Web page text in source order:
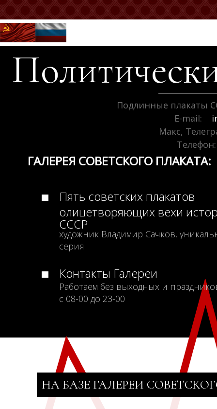
Подлинные плакаты
E-mail:
Макс,
Телефон:
ГАЛЕРЕЯ СОВЕТСКОГО ПЛАКАТА:
Пять советских плакатов
олицетворяющих вехи
СССР
художник Владимир Сачков,
серия
Контакты Галереи
Работаем без выходных и
с 08-00 до 23-00
НА БАЗЕ ГАЛЕРЕИ